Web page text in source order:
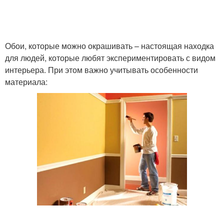
Обои, которые можно окрашивать – настоящая находка
для людей, которые любят экспериментировать с видом
интерьера. При этом важно учитывать особенности
материала: